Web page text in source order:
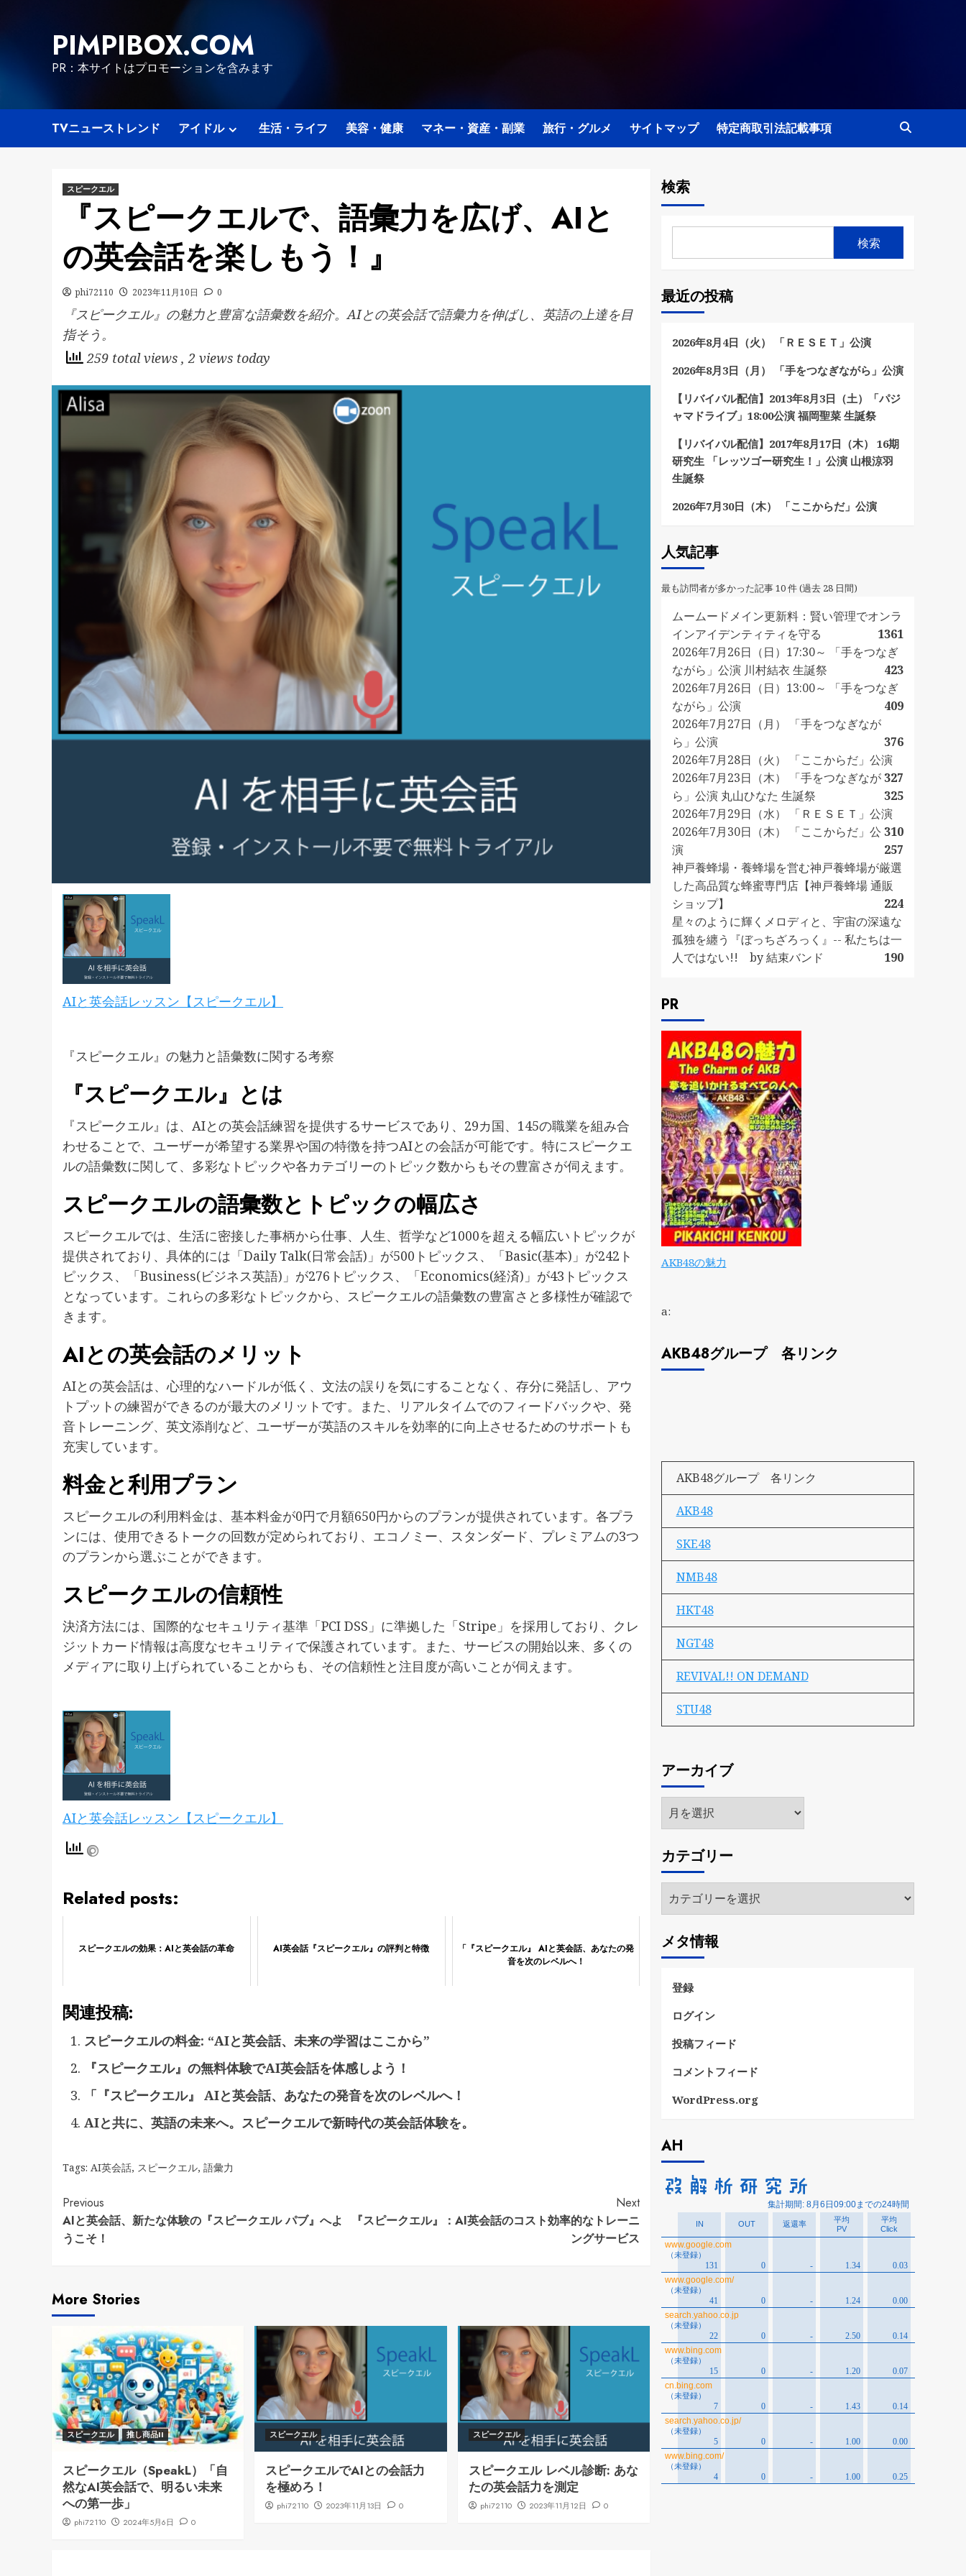
PIMPIBOX.COM
PR：本サイトはプロモーションを含みます
TVニューストレンド アイドル 生活・ライフ 美容・健康 マネー・資産・副業 旅行・グルメ サイトマップ 特定商取引法記載事項
スピークエル
『スピークエルで、語彙力を広げ、AIと
の英会話を楽しもう！』
phi72110 2023年11月10日 0
『スピークエル』の魅力と豊富な語彙数を紹介。AIとの英会話で語彙力を伸ばし、英語の上達を目
指そう。
259 total views , 2 views today
AIと英会話レッスン【スピークエル】
『スピークエル』の魅力と語彙数に関する考察
『スピークエル』とは
『スピークエル』は、AIとの英会話練習を提供するサービスであり、29カ国、145の職業を組み合
わせることで、ユーザーが希望する業界や国の特徴を持つAIとの会話が可能です。特にスピークエ
ルの語彙数に関して、多彩なトピックや各カテゴリーのトピック数からもその豊富さが伺えます。
スピークエルの語彙数とトピックの幅広さ
スピークエルでは、生活に密接した事柄から仕事、人生、哲学など1000を超える幅広いトピックが
提供されており、具体的には「Daily Talk(日常会話)」が500トピックス、「Basic(基本)」が242ト
ピックス、「Business(ビジネス英語)」が276トピックス、「Economics(経済)」が43トピックス
となっています。これらの多彩なトピックから、スピークエルの語彙数の豊富さと多様性が確認で
きます。
AIとの英会話のメリット
AIとの英会話は、心理的なハードルが低く、文法の誤りを気にすることなく、存分に発話し、アウ
トプットの練習ができるのが最大のメリットです。また、リアルタイムでのフィードバックや、発
音トレーニング、英文添削など、ユーザーが英語のスキルを効率的に向上させるためのサポートも
充実しています。
料金と利用プラン
スピークエルの利用料金は、基本料金が0円で月額650円からのプランが提供されています。各プラ
ンには、使用できるトークの回数が定められており、エコノミー、スタンダード、プレミアムの3つ
のプランから選ぶことができます。
スピークエルの信頼性
決済方法には、国際的なセキュリティ基準「PCI DSS」に準拠した「Stripe」を採用しており、クレ
ジットカード情報は高度なセキュリティで保護されています。また、サービスの開始以来、多くの
メディアに取り上げられていることからも、その信頼性と注目度が高いことが伺えます。
AIと英会話レッスン【スピークエル】
Related posts:
スピークエルの効果：AIと英会話の革命 AI英会話『スピークエル』の評判と特徴
「『スピークエル』 AIと英会話、あなたの発
音を次のレベルへ！
関連投稿:
スピークエルの料金: “AIと英会話、未来の学習はここから”
『スピークエル』の無料体験でAI英会話を体感しよう！
「『スピークエル』 AIと英会話、あなたの発音を次のレベルへ！
AIと共に、英語の未来へ。スピークエルで新時代の英会話体験を。
Tags: AI英会話, スピークエル, 語彙力
Continue
Reading
Previous
AIと英会話、新たな体験の『スピークエル パブ』へよ
うこそ！
Next
『スピークエル』：AI英会話のコスト効率的なトレーニ
ングサービス
More Stories
スピークエル 推し商品II
スピークエル（SpeakL）「自
然なAI英会話で、明るい未来
への第一歩」
phi72110 2024年5月6日 0
スピークエル
スピークエルでAIとの会話力
を極めろ！
phi72110 2023年11月13日 0
スピークエル
スピークエル レベル診断: あな
たの英会話力を測定
phi72110 2023年11月12日 0
検索
検索
最近の投稿
2026年8月4日（火） 「ＲＥＳＥＴ」公演
2026年8月3日（月） 「手をつなぎながら」公演
【リバイバル配信】2013年8月3日（土）「パジ
ャマドライブ」18:00公演 福岡聖菜 生誕祭
【リバイバル配信】2017年8月17日（木） 16期
研究生 「レッツゴー研究生！」公演 山根涼羽
生誕祭
2026年7月30日（木） 「ここからだ」公演
人気記事
最も訪問者が多かった記事 10 件 (過去 28 日間)
ムームードメイン更新料：賢い管理でオンラ
インアイデンティティを守る
1361
2026年7月26日（日）17:30～ 「手をつなぎ
ながら」公演 川村結衣 生誕祭
423
2026年7月26日（日）13:00～ 「手をつなぎ
ながら」公演
409
2026年7月27日（月） 「手をつなぎなが
ら」公演
376
2026年7月28日（火） 「ここからだ」公演
327
2026年7月23日（木） 「手をつなぎなが
ら」公演 丸山ひなた 生誕祭
325
2026年7月29日（水） 「ＲＥＳＥＴ」公演
310
2026年7月30日（木） 「ここからだ」公
演
257
神戸養蜂場・養蜂場を営む神戸養蜂場が厳選
した高品質な蜂蜜専門店【神戸養蜂場 通販
ショップ】
224
星々のように輝くメロディと、宇宙の深遠な
孤独を纏う『ぼっちざろっく』-- 私たちは一
人ではない!! by 結束バンド
190
PR
AKB48の魅力
a:
AKB48グループ 各リンク
AKB48グループ 各リンク
AKB48
SKE48
NMB48
HKT48
NGT48
REVIVAL!! ON DEMAND
STU48
アーカイブ
ア
ー
イ
ブ
カテゴリー
テ
リ
ー
メタ情報
登録
ログイン
投稿フィード
コメントフィード
WordPress.org
AH